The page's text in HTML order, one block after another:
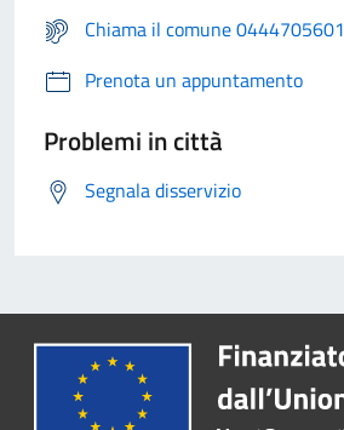
Chiama il comune 0444705601
Prenota un appuntamento
Problemi in città
Segnala disservizio